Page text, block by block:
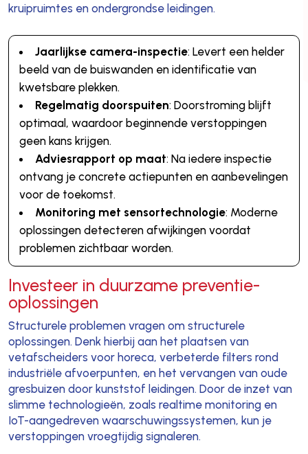
kruipruimtes en ondergrondse leidingen.
Jaarlijkse camera-inspectie: Levert een helder
beeld van de buiswanden en identificatie van
kwetsbare plekken.
Regelmatig doorspuiten: Doorstroming blijft
optimaal, waardoor beginnende verstoppingen
geen kans krijgen.
Adviesrapport op maat: Na iedere inspectie
ontvang je concrete actiepunten en aanbevelingen
voor de toekomst.
Monitoring met sensortechnologie: Moderne
oplossingen detecteren afwijkingen voordat
problemen zichtbaar worden.
Investeer in duurzame preventie-
oplossingen
Structurele problemen vragen om structurele
oplossingen. Denk hierbij aan het plaatsen van
vetafscheiders voor horeca, verbeterde filters rond
industriële afvoerpunten, en het vervangen van oude
gresbuizen door kunststof leidingen. Door de inzet van
slimme technologieën, zoals realtime monitoring en
IoT-aangedreven waarschuwingssystemen, kun je
verstoppingen vroegtijdig signaleren.